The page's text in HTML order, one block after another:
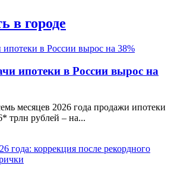
в городе
ипотеки в России вырос на
месяцев 2026 года продажи ипотеки
трлн рублей – на...